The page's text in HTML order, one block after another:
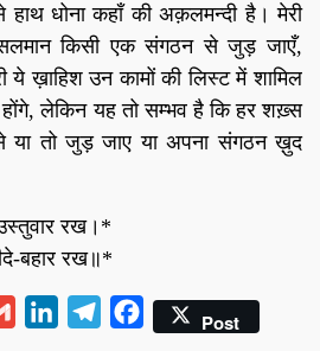
धोना कहाँ की अक़लमन्दी है। मेरी
किसी एक संगठन से जुड़ जाएँ,
ये ख़ाहिश उन कामों की लिस्ट में शामिल
होंगे, लेकिन यह तो सम्भव है कि हर शख़्स
तो जुड़ जाए या अपना संगठन ख़ुद
रख।*
बहार रख॥*
Gmail LinkedInTelegramFacebookPost